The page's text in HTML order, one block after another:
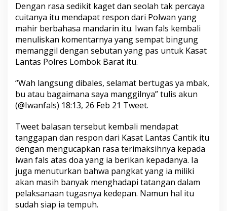
Dengan rasa sedikit kaget dan seolah tak percaya
cuitanya itu mendapat respon dari Polwan yang
mahir berbahasa mandarin itu. Iwan fals kembali
menuliskan komentarnya yang sempat bingung
memanggil dengan sebutan yang pas untuk Kasat
Lantas Polres Lombok Barat itu.
“Wah langsung dibales, selamat bertugas ya mbak,
bu atau bagaimana saya manggilnya” tulis akun
(@Iwanfals) 18:13, 26 Feb 21 Tweet.
Tweet balasan tersebut kembali mendapat
tanggapan dan respon dari Kasat Lantas Cantik itu
dengan mengucapkan rasa terimaksihnya kepada
iwan fals atas doa yang ia berikan kepadanya. Ia
juga menuturkan bahwa pangkat yang ia miliki
akan masih banyak menghadapi tatangan dalam
pelaksanaan tugasnya kedepan. Namun hal itu
sudah siap ia tempuh.